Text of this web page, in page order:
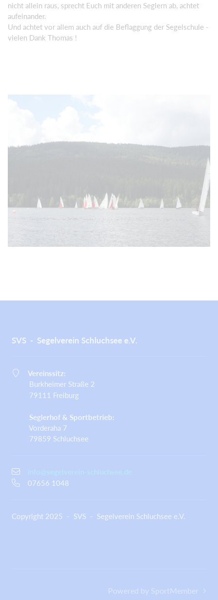
nicht allein raus, sprecht Euch mit anderen Seglern ab, achtet
aufeinander.
Und achtet vor allem auch auf die Beflaggung der Segelschule -
vielen Dank Thomas !
SVS - Segelverein Schluchsee e.V.
Vereinssitz:
Burkheimer Straße 2
79111 Freiburg
Seglerhof & Sportbetrieb:
Vorderaha 7
79859 Schluchsee
07656 1048
Copyright 2025 - SVS - Segelverein Schluchsee e.V.
Powered by SportMember